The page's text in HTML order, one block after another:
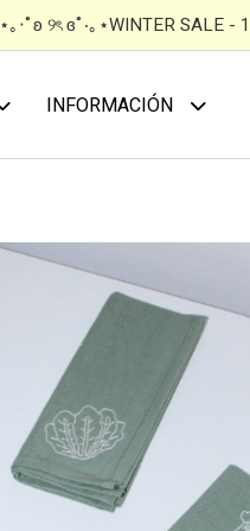
⋆｡‧˚ʚ ୨ৎ ɞ˚‧｡⋆WINTER SALE
INFORMACIÓN